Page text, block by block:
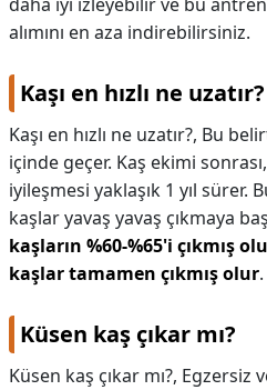
alımını en aza indirebilirsiniz.
Kaşı en hızlı ne uzatır?
Kaşı en hızlı ne uzatır?, Bu
içinde geçer. Kaş ekimi
iyileşmesi yaklaşık 1 yıl sürer.
kaşlar yavaş yavaş çıkmaya
kaşların %60-%65'i çıkmış
kaşlar tamamen çıkmış olur.
Küsen kaş çıkar mı?
Küsen kaş çıkar mı?, Egzersiz